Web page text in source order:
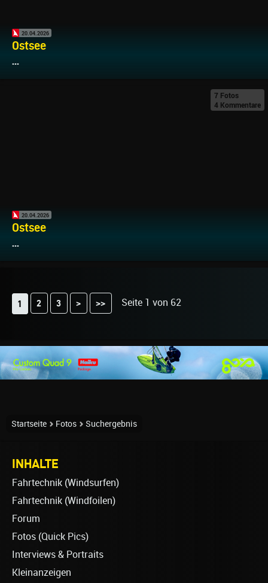
20.04.2026
Ostsee
...
7 Fotos
4 Kommentare
20.04.2026
Ostsee
...
1 2 3 > >> Seite 1 von 62
Startseite Fotos Suchergebnis
INHALTE
Fahrtechnik (Windsurfen)
Fahrtechnik (Windfoilen)
Forum
Fotos (Quick Pics)
Interviews & Portraits
Kleinanzeigen